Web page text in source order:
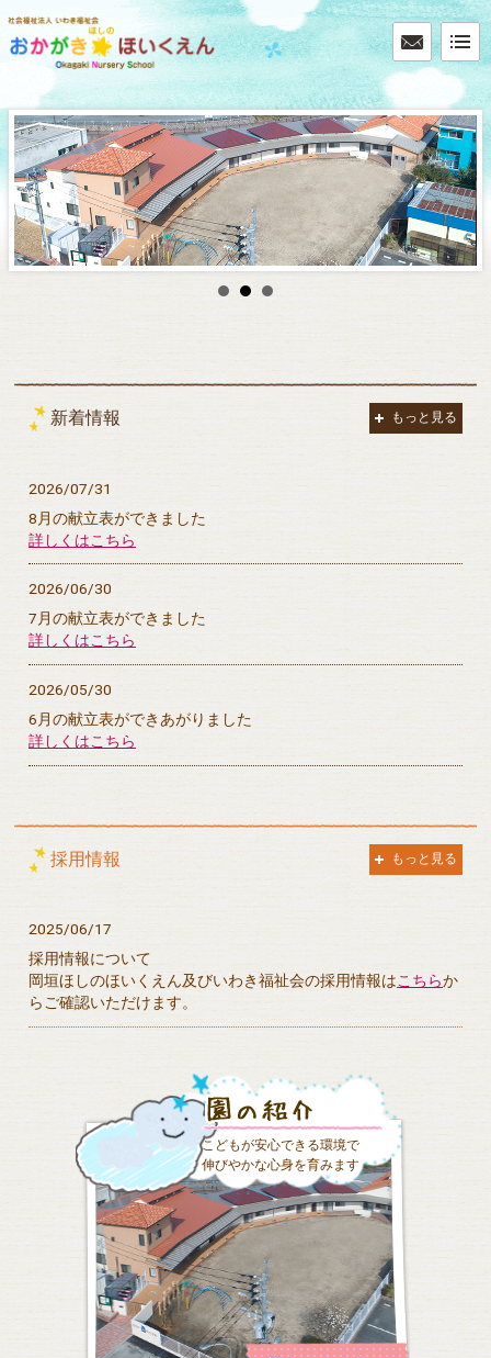
新着情報 もっと見る
2026/07/31
8月の献立表ができました
詳しくはこちら
2026/06/30
7月の献立表ができました
詳しくはこちら
2026/05/30
6月の献立表ができあがりました
詳しくはこちら
採用情報 もっと見る
2025/06/17
採用情報について
岡垣ほしのほいくえん及びいわき福祉会の採用情報はこちらか
らご確認いただけます。
こどもが安心できる環境で
伸びやかな心身を育みます